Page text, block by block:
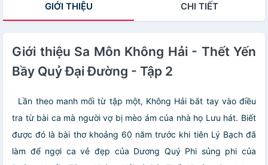
GIỚI THIỆU CHI TIẾT
Giới thiệu Sa Môn Không Hải - Thết Yến
Bầy Quỷ Đại Đường - Tập 2
Lần theo manh mối từ tập một, Không Hải bắt tay vào điều
tra từ bài ca mà người vợ bị mèo ám của nhà họ Lưu hát. Biết
được đó là bài thơ khoảng 60 năm trước khi tiên Lý Bạch đã
làm để ngợi ca vẻ đẹp của Dương Quý Phi sủng phi của